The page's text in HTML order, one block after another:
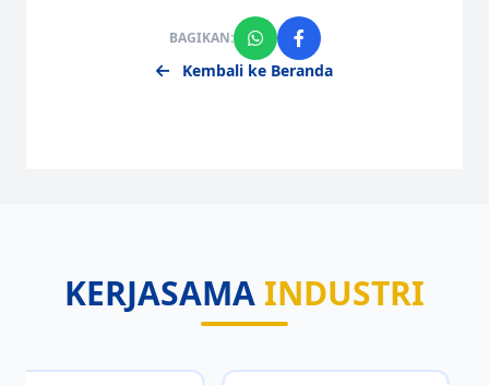
BAGIKAN:
Kembali ke Beranda
KERJASAMA INDUSTRI